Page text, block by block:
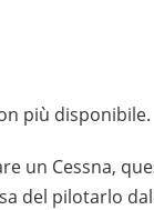
più disponibile.
un Cessna,
del pilotarlo